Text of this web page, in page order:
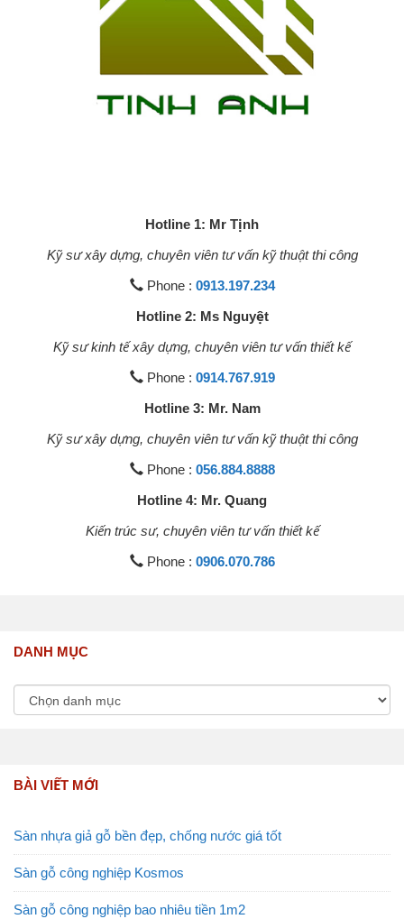
Hotline 1: Mr Tịnh
Kỹ sư xây dựng, chuyên viên tư vấn kỹ thuật thi công
Phone : 0913.197.234
Hotline 2: Ms Nguyệt
Kỹ sư kinh tế xây dựng, chuyên viên tư vấn thiết kế
Phone : 0914.767.919
Hotline 3: Mr. Nam
Kỹ sư xây dựng, chuyên viên tư vấn kỹ thuật thi công
Phone : 056.884.8888
Hotline 4: Mr. Quang
Kiến trúc sư, chuyên viên tư vấn thiết kế
Phone : 0906.070.786
DANH MỤC
BÀI VIẾT MỚI
Sàn nhựa giả gỗ bền đẹp, chống nước giá tốt
Sàn gỗ công nghiệp Kosmos
Sàn gỗ công nghiệp bao nhiêu tiền 1m2